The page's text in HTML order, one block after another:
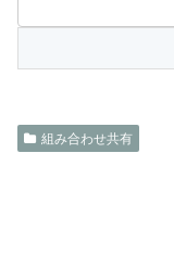
組み合わせ共有